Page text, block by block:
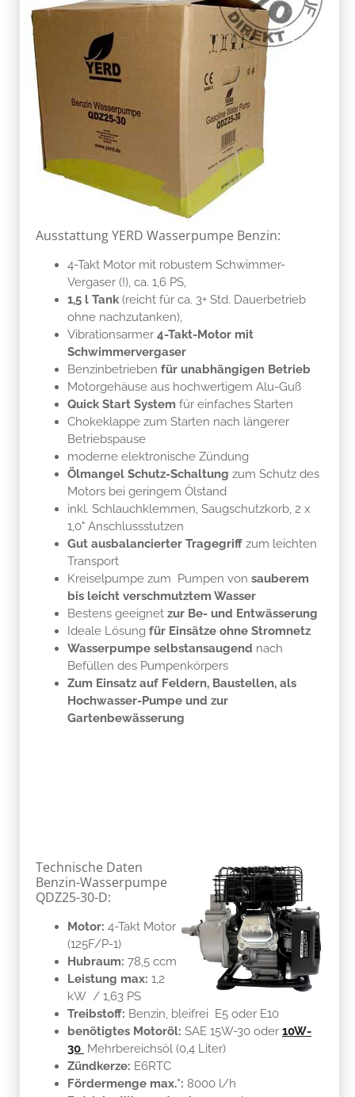
Ausstattung YERD Wasserpumpe Benzin:
Vergaser (!), ca. 1,6 PS,
1,5 l Tank(reicht für ca. 3+ Std. Dauerbetrieb
ohne nachzutanken),
Vibrationsarmer 4-Takt-Motor mit
Schwimmervergaser
Benzinbetriebenfür unabhängigen Betrieb
Motorgehäuse aus hochwertigem Alu-Guß
Quick Start System für einfaches Starten
Chokeklappe zum Starten nach längerer
Betriebspause
moderne elektronische Zündung
Ölmangel Schutz-Schaltung
Motors bei geringem Ölstand
inkl. Schlauchklemmen, Saugschutzkorb, 2 x
1,0" Anschlussstutzen
Gut ausbalancierter Tragegriffzum leichten
Transport
Kreiselpumpe zum Pumpen vonsauberem
bis leicht verschmutztem Wasser
Bestens geeignetzur Be- und Entwässerung
Ideale Lösungfür Einsätze ohne Stromnetz
Wasserpumpe selbstansaugendnach
Befüllen des Pumpenkörpers
Zum Einsatz auf Feldern, Baustellen, als
Hochwasser-Pumpe und zur
Gartenbewässerung
QDZ25-30-D:
Motor:4-Takt Motor
(125F/P-1)
Hubraum:78,5 ccm
Leistung max:
kW / 1,63 PS
Treibstoff:Benzin, bleifrei E5 oder E10
benötigtes Motoröl:
SAE 15W-30 oder10W-
30Mehrbereichsöl (0,4 Liter)
Zündkerze: E6RTC
Fördermenge max.*:8000 l/h
Betriebs-Wasserdruck max.:
Förderhöhe *:30 m